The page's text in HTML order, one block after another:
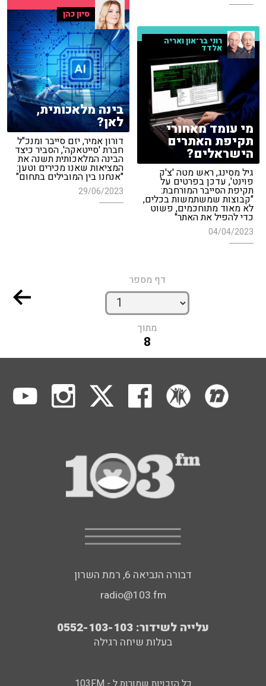
סיון כהן
בינה מלאכותית,
לאן?
דורון אמיר, יזם סייבר ומנכ"ל
חברת 'סייטאקה', הסביר כיצד
הבינה המלאכותית תשנה את
המציאות שאנו מכירים וטען:
"אנחנו בין המובילים בתחום"
29/06/2023
רוני בר־און ואריה
אלדד
מי עומד מאחורי
תקיפת האתרים
הישראלים?
גיל מסינג, ראש מטה 'צ'ק
פוינט', עדכן בפרטים על
תקיפת הסייבר המורחבת:
"קבוצות שמשתמשות בכלים,
לא מאוד מתוחכמים, פשוט
כדי להפיל את האתר"
04/04/2023
דף מספר
מתוך
8
דבורה הנביאה 6, רמת השרון
radio@103.fm
עלייה לשידור: 0552-103-103
בעלות שיחה רגילה